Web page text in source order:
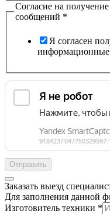
Согласие на
сообщений *
Я согласен
Отправить
Заказать выезд
Для заполнения данной
Изготовитель техники *